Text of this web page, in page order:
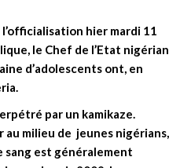
hier mardi 11
le Chef de l’Etat nigérian
d’adolescents ont, en
par un kamikaze.
milieu de jeunes nigérians,
sang est généralement